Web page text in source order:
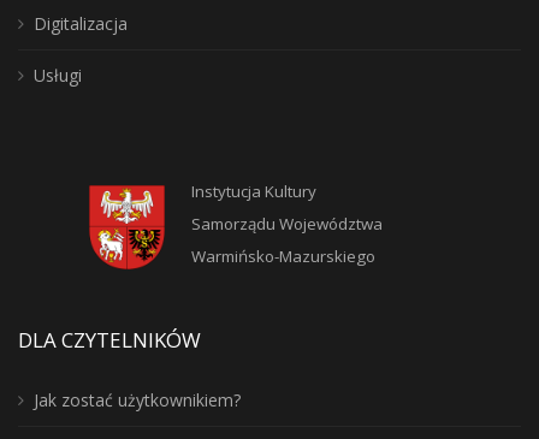
Digitalizacja
Usługi
Instytucja Kultury
Samorządu Województwa
Warmińsko-Mazurskiego
DLA CZYTELNIKÓW
Jak zostać użytkownikiem?